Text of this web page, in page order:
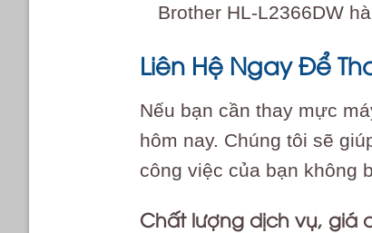
Brother HL-L2366DW
Liên Hệ Ngay Để
Nếu bạn cần thay mực
hôm nay. Chúng tôi sẽ
công việc của bạn không
Chất lượng dịch vụ, giá